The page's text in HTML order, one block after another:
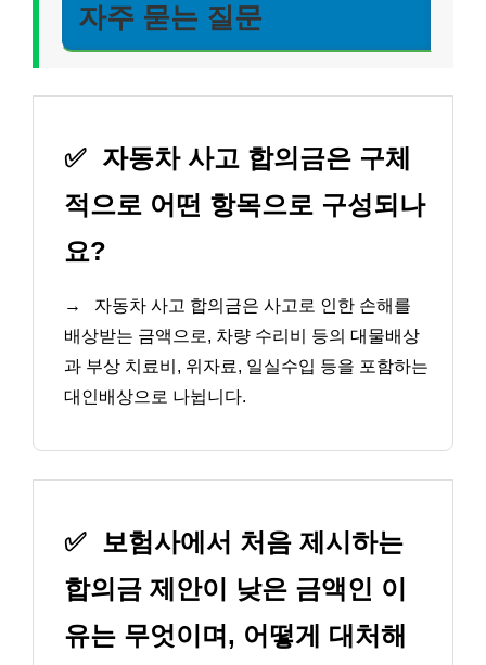
자주 묻는 질문
✅ 자동차 사고 합의금은 구체
적으로 어떤 항목으로 구성되나
요?
→
자동차 사고 합의금은 사고로 인한 손해를
배상받는 금액으로, 차량 수리비 등의 대물배상
과 부상 치료비, 위자료, 일실수입 등을 포함하는
대인배상으로 나뉩니다.
✅ 보험사에서 처음 제시하는
합의금 제안이 낮은 금액인 이
유는 무엇이며, 어떻게 대처해